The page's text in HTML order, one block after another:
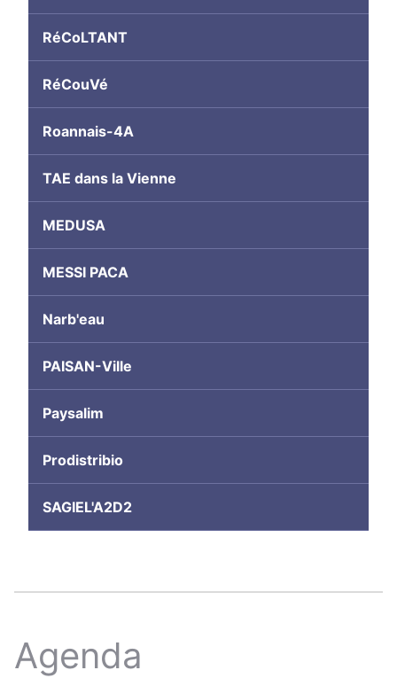
RéCoLTANT
RéCouVé
Roannais-4A
TAE dans la Vienne
MEDUSA
MESSI PACA
Narb'eau
PAISAN-Ville
Paysalim
Prodistribio
SAGIEL'A2D2
Agenda